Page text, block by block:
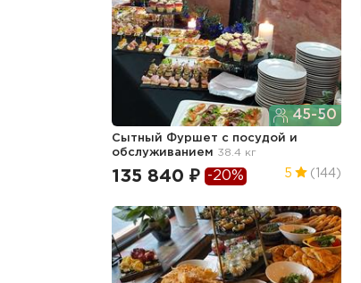
45-50
Сытный Фуршет с посудой и
обслуживанием 38.4 кг
135 840 ₽ -20% 5 (144)